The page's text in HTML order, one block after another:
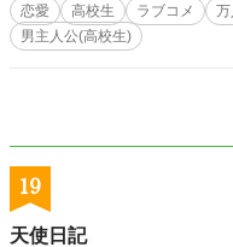
恋愛 高校生 ラブコメ 万
男主人公(高校生)
19
天使日記